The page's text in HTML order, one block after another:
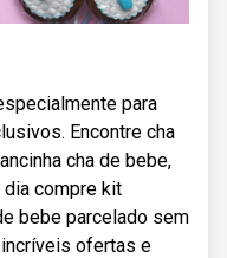
para
Encontre cha
cha de bebe,
compre kit
bebe parcelado sem
ofertas e